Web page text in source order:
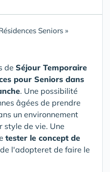
Seniors »
de Séjour Temporaire
pour Seniors dans
. Une possibilité
âgées de prendre
un environnement
de vie. Une
tester le concept de
l'adopteret de faire le